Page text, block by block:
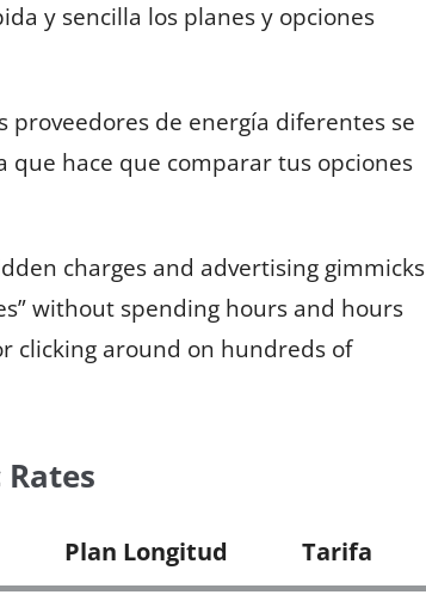
y sencilla los planes y opciones
proveedores de energía diferentes se
hace que comparar tus opciones
charges and advertising gimmicks
without spending hours and hours
clicking around on hundreds of
Plan Longitud Tarifa